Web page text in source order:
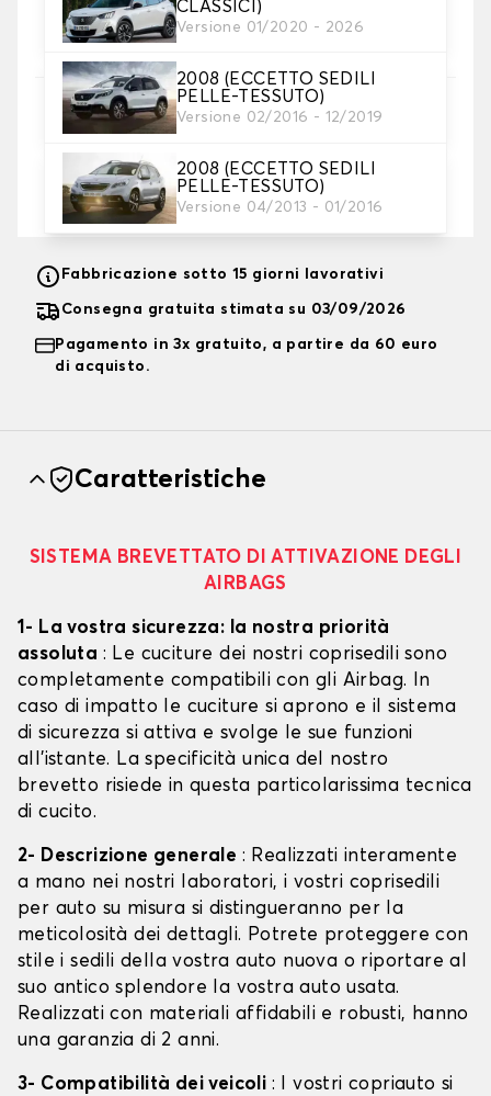
CLASSICI)
Versione 01/2020 - 2026
2008 (ECCETTO SEDILI
PELLE-TESSUTO)
Versione 02/2016 - 12/2019
2008 (ECCETTO SEDILI
PELLE-TESSUTO)
Versione 04/2013 - 01/2016
Scegliete il colore dei vostri coprisedili.
5. Ricamo
Personalizza il tappetino con testo e/o icona
Aggiungere testo e logo + 12,00€
Fabbricazione sotto 15 giorni lavorativi
Consegna gratuita stimata su 03/09/2026
Pagamento in 3x gratuito, a partire da 60 euro
di acquisto.
Caratteristiche
SISTEMA BREVETTATO DI ATTIVAZIONE DEGLI
AIRBAGS
1- La vostra sicurezza: la nostra priorità
assoluta : Le cuciture dei nostri coprisedili sono
completamente compatibili con gli Airbag. In
caso di impatto le cuciture si aprono e il sistema
di sicurezza si attiva e svolge le sue funzioni
all'istante. La specificità unica del nostro
brevetto risiede in questa particolarissima tecnica
di cucito.
2- Descrizione generale : Realizzati interamente
a mano nei nostri laboratori, i vostri coprisedili
per auto su misura si distingueranno per la
meticolosità dei dettagli. Potrete proteggere con
stile i sedili della vostra auto nuova o riportare al
suo antico splendore la vostra auto usata.
Realizzati con materiali affidabili e robusti, hanno
una garanzia di 2 anni.
3- Compatibilità dei veicoli : I vostri copriauto si